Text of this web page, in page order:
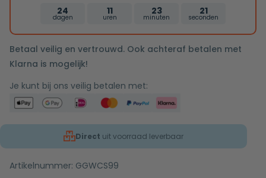
24
dagen
11
uren
23
minuten
21
seconden
Betaal veilig en vertrouwd. Ook achteraf betalen met
Klarna is mogelijk!
Je kunt bij ons veilig betalen met:
Direct uit voorraad leverbaar
Artikelnummer: GGWCS99